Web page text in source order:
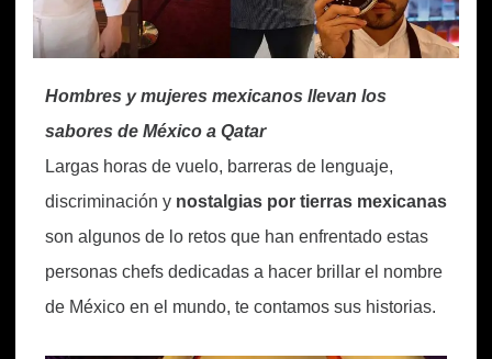
Hombres y mujeres mexicanos llevan los
sabores de México a Qatar
Largas horas de vuelo, barreras de lenguaje,
discriminación y nostalgias por tierras mexicanas
son algunos de lo retos que han enfrentado estas
personas chefs dedicadas a hacer brillar el nombre
de México en el mundo, te contamos sus historias.